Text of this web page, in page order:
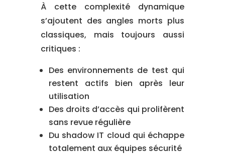
À cette complexité dynamique
s’ajoutent des angles morts plus
classiques, mais toujours aussi
critiques :
Des environnements de test qui
restent actifs bien après leur
utilisation
Des droits d’accès qui prolifèrent
sans revue régulière
Du shadow IT cloud qui échappe
totalement aux équipes sécurité